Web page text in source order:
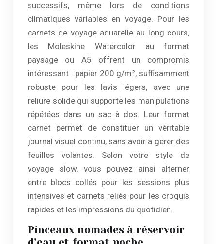
successifs, même lors de conditions
climatiques variables en voyage. Pour les
carnets de voyage aquarelle au long cours,
les Moleskine Watercolor au format
paysage ou A5 offrent un compromis
intéressant : papier 200 g/m², suffisamment
robuste pour les lavis légers, avec une
reliure solide qui supporte les manipulations
répétées dans un sac à dos. Leur format
carnet permet de constituer un véritable
journal visuel continu, sans avoir à gérer des
feuilles volantes. Selon votre style de
voyage slow, vous pouvez ainsi alterner
entre blocs collés pour les sessions plus
intensives et carnets reliés pour les croquis
rapides et les impressions du quotidien.
Pinceaux nomades à réservoir